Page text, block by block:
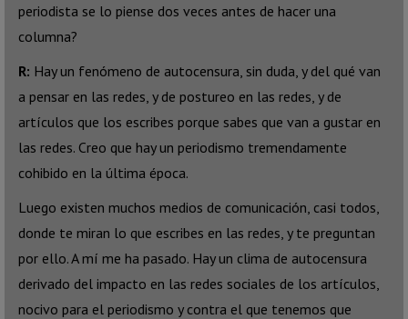
periodista se lo piense dos veces antes de hacer una
columna?
R: Hay un fenómeno de autocensura, sin duda, y del qué van
a pensar en las redes, y de postureo en las redes, y de
artículos que los escribes porque sabes que van a gustar en
las redes. Creo que hay un periodismo tremendamente
cohibido en la última época.
Luego existen muchos medios de comunicación, casi todos,
donde te miran lo que escribes en las redes, y te preguntan
por ello. A mí me ha pasado. Hay un clima de autocensura
derivado del impacto en las redes sociales de los artículos,
nocivo para el periodismo y contra el que tenemos que